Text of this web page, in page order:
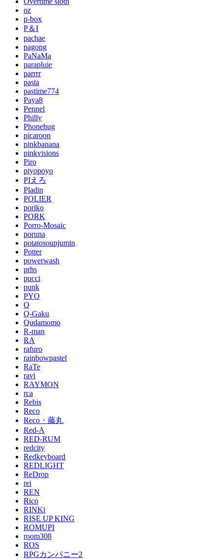
oz
p-box
P＆I
pachae
pagong
PaNaMa
parapluie
parrrr
pasta
pastime774
Paya8
Pennel
Philly
Phonehug
picaroon
pinkbanana
pinkvisions
Piro
piyopoyo
PIえろ
Pladin
POLIER
poriko
PORK
Porro-Mosaic
poruna
potatosoupjumin
Potter
powerwash
prhs
pucci
punk
PYO
Q
Q-Gaku
Qudamomo
R-man
RA
rafuro
rainbowpastel
RaTe
ravi
RAYMON
rca
Rebis
Reco
Reco・藤丸
Red-A
RED-RUM
redcity
Redkeyboard
REDLIGHT
ReDrop
rei
REN
Rico
RINKi
RISE UP KING
ROMUPI
room308
ROS
RPGカンパニー2